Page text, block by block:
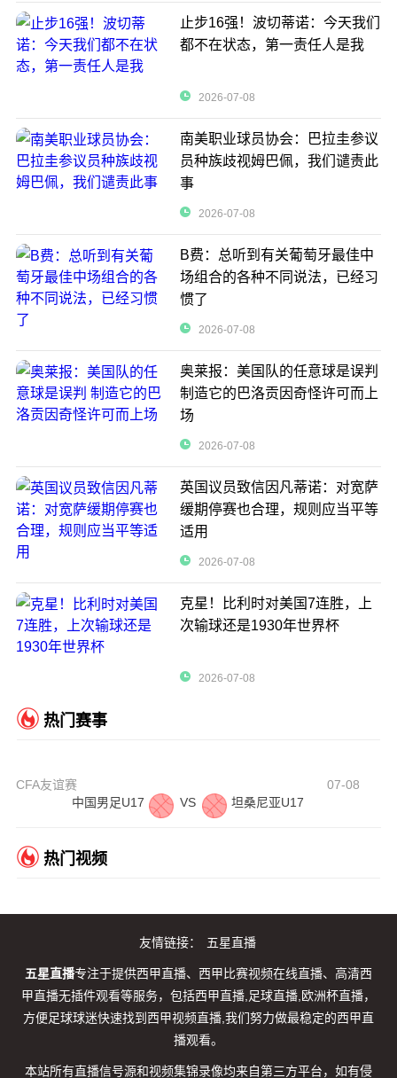
止步16强！波切蒂诺：今天我们
都不在状态，第一责任人是我
2026-07-08
南美职业球员协会：巴拉圭参议
员种族歧视姆巴佩，我们谴责此
事
2026-07-08
B费：总听到有关葡萄牙最佳中
场组合的各种不同说法，已经习
惯了
2026-07-08
奥莱报：美国队的任意球是误判
制造它的巴洛贡因奇怪许可而上
场
2026-07-08
英国议员致信因凡蒂诺：对宽萨
缓期停赛也合理，规则应当平等
适用
2026-07-08
克星！比利时对美国7连胜，上
次输球还是1930年世界杯
2026-07-08
热门赛事
CFA友谊赛
07-08
中国男足U17
VS 坦桑尼亚U17
热门视频
友情链接： 五星直播
五星直播专注于提供西甲直播、西甲比赛视频在线直播、高清西
甲直播无插件观看等服务，包括西甲直播,足球直播,欧洲杯直播，
方便足球球迷快速找到西甲视频直播,我们努力做最稳定的西甲直
播观看。
本站所有直播信号源和视频集锦录像均来自第三方平台，如有侵